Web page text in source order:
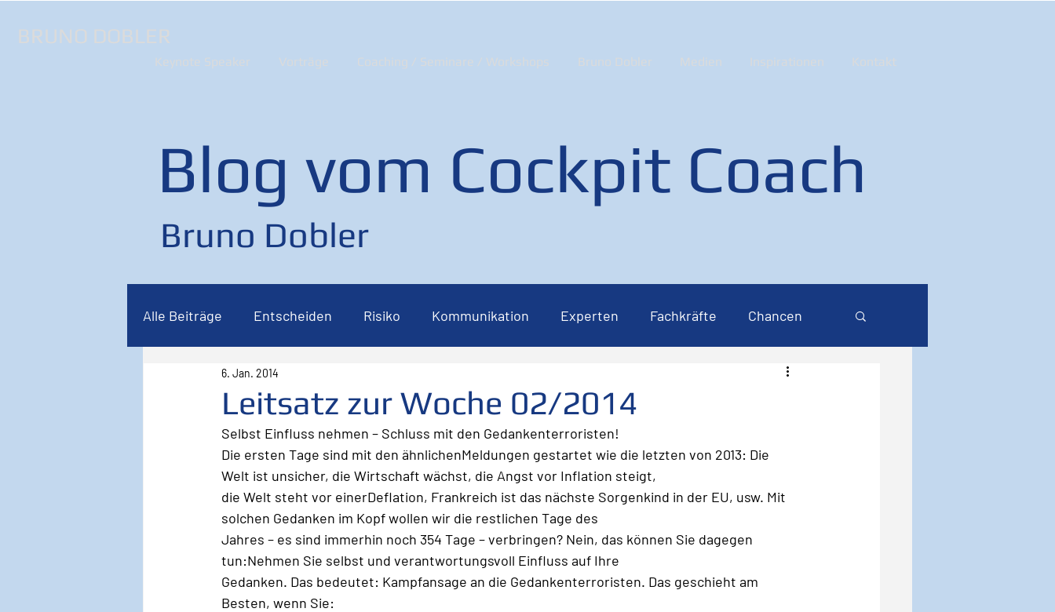
BRUNO DOBLER
Keynote Speaker Vorträge Coaching / Seminare / Workshops Bruno Dobler Medien Inspirationen Kontakt
Blog vom Cockpit Coach
Bruno Dobler
Alle Beiträge Entscheiden Risiko Kommunikation Experten Fachkräfte Chancen
Lebenspilot
Sicherheit Inspiration Leadership Freude Abheben
Wirken, Wirkung Keynote Risiko Glück Mut Change
Leitsatz zur Woche 02/2014
6. Jan. 2014
Selbst Einfluss nehmen – Schluss mit den Gedankenterroristen!
Die ersten Tage sind mit den ähnlichenMeldungen gestartet wie die letzten von 2013: Die
Welt ist unsicher, die Wirtschaft wächst, die Angst vor Inflation steigt,
die Welt steht vor einerDeflation, Frankreich ist das nächste Sorgenkind in der EU, usw. Mit
solchen Gedanken im Kopf wollen wir die restlichen Tage des
Jahres – es sind immerhin noch 354 Tage – verbringen? Nein, das können Sie dagegen
tun:Nehmen Sie selbst und verantwortungsvoll Einfluss auf Ihre
Gedanken. Das bedeutet: Kampfansage an die Gedankenterroristen. Das geschieht am
Besten, wenn Sie: